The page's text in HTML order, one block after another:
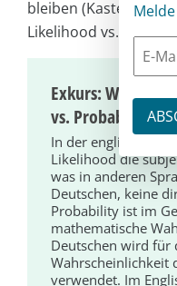
bleiben (Kasten:
Likelihood vs.
Exkurs:
vs. Probability
In der englischen
Likelihood die
was in anderen
Deutschen, keine
Probability ist im
mathematische
Deutschen wird
Wahrscheinlichkeit
verwendet. Im